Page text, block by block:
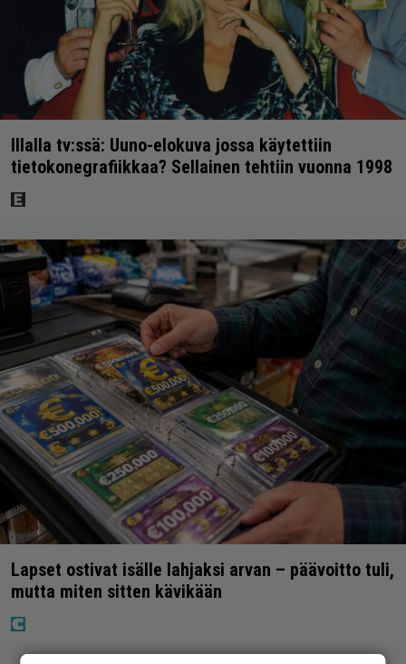
Illalla tv:ssä: Uuno-elokuva jossa käytettiin
tietokonegrafiikkaa? Sellainen tehtiin vuonna 1998
Lapset ostivat isälle lahjaksi arvan – päävoitto tuli,
mutta miten sitten kävikään